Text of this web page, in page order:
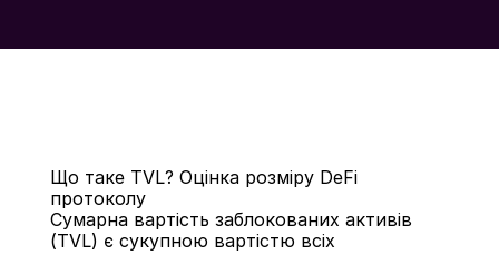
Що таке TVL? Оцінка розміру DeFi
протоколу
Сумарна вартість заблокованих активів
(TVL) є сукупною вартістю всіх